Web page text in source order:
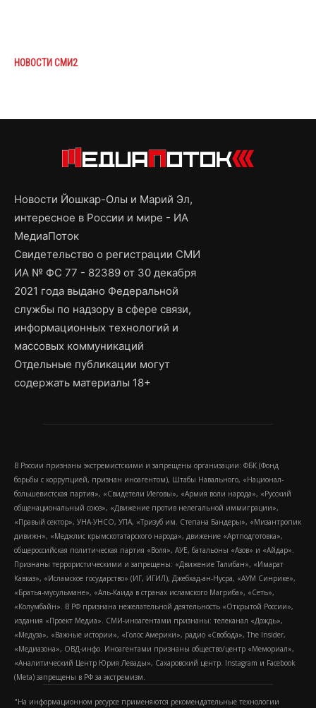
НОВОСТИ СМИ2
Новости Йошкар-Олы и Марий Эл,
интересное в России и мире - ИА
МедиаПоток
Свидетельство о регистрации СМИ
ИА № ФС 77 - 82389 от 30 декабря
2021 года выдано Федеральной
службы по надзору в сфере связи,
информационных технологий и
массовых коммуникаций
Отдельные публикации могут
содержать материалы 18+
В России признаны экстремистскими и запрещены организации: ФБК (Фонд
борьбы с коррупцией, признан иноагентом), Штабы Навального, «Национал-
большевистская партия», «Свидетели Иеговы», «Армия воли народа», «Русский
общенациональный союз», «Движение против нелегальной иммиграции»,
«Правый сектор», УНА-УНСО, УПА, «Тризуб им. Степана Бандеры», «Мизантропик
дивижн», «Меджлис крымскотатарского народа», движение «Артподготовка»,
общероссийская политическая партия «Воля», АУЕ, батальоны «Азов» и «Айдар».
Признаны террористическими и запрещены: «Движение Талибан», «Имарат
Кавказ», «Исламское государство» (ИГ, ИГИЛ), Джебхад-ан-Нусра, «АУМ Синрике»,
«Братья-мусульмане», «Аль-Каида в странах исламского Магриба», «Сеть»,
«Колумбайн». В РФ признана нежелательной деятельность «Открытой России»,
издания «Проект Медиа». СМИ-иноагентами признаны: телеканал «Дождь»,
«Медуза», «Важные истории», «Голос Америки», радио «Свобода», The Insider,
«Медиазона», ОВД-инфо. Иноагентами признаны общество/центр «Мемориал»,
«Аналитический Центр Юрия Левады», Сахаровский центр. Instagram и Facebook
(Metа) запрещены в РФ за экстремизм.
"На информационном ресурсе применяются рекомендательные технологии